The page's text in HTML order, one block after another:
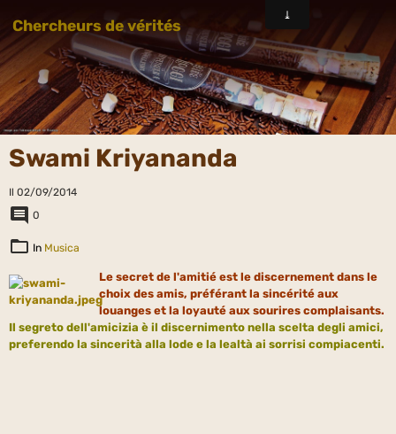
Chercheurs de vérités
Swami Kriyananda
Il 02/09/2014
0
In Musica
Le secret de l'amitié est le discernement dans le
choix des amis, préférant la sincérité aux
louanges et la loyauté aux sourires complaisants.
Il segreto dell'amicizia è il discernimento nella scelta degli amici,
preferendo la sincerità alla lode e la lealtà ai sorrisi compiacenti.